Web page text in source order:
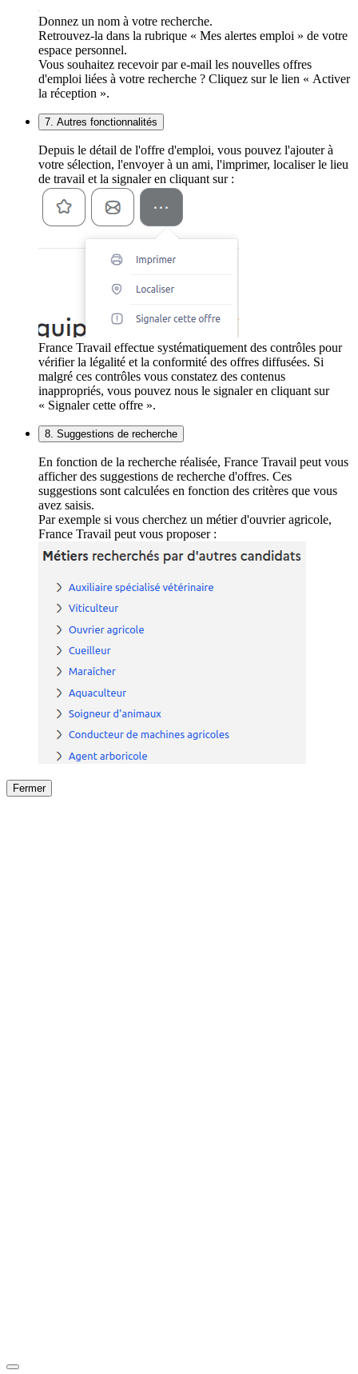
Donnez un nom à votre recherche.
Retrouvez-la dans la rubrique « Mes alertes emploi » de votre
espace personnel.
Vous souhaitez recevoir par e-mail les nouvelles offres
d'emploi liées à votre recherche ? Cliquez sur le lien « Activer
la réception ».
7. Autres fonctionnalités
Depuis le détail de l'offre d'emploi, vous pouvez l'ajouter à
votre sélection, l'envoyer à un ami, l'imprimer, localiser le lieu
de travail et la signaler en cliquant sur :
France Travail effectue systématiquement des contrôles pour
vérifier la légalité et la conformité des offres diffusées. Si
malgré ces contrôles vous constatez des contenus
inappropriés, vous pouvez nous le signaler en cliquant sur
« Signaler cette offre ».
8. Suggestions de recherche
En fonction de la recherche réalisée, France Travail peut vous
afficher des suggestions de recherche d'offres. Ces
suggestions sont calculées en fonction des critères que vous
avez saisis.
Par exemple si vous cherchez un métier d'ouvrier agricole,
France Travail peut vous proposer :
Fermer